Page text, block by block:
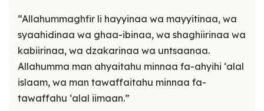
“Allahummaghfir li hayyinaa wa mayyitinaa, wa
syaahidinaa wa ghaa-ibinaa, wa shaghiirinaa wa
kabiirinaa, wa dzakarinaa wa untsaanaa.
Allahumma man ahyaitahu minnaa fa-ahyihi ‘alal
islaam, wa man tawaffaitahu minnaa fa-
tawaffahu ‘alal iimaan.”